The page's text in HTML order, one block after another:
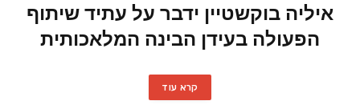
איליה בוקשטיין ידבר על עתיד שיתוף
הפעולה בעידן הבינה המלאכותית
קרא עוד